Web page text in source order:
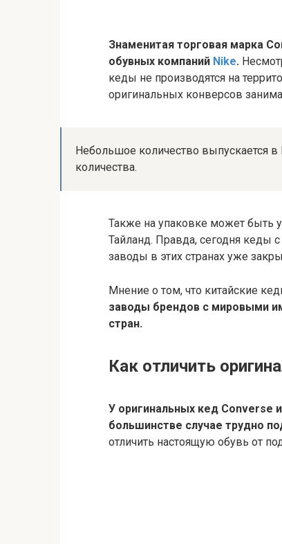
Знаменитая торговая марка
обувных компаний Nike.
кеды не производятся на
оригинальных конверсов
Небольшое количество выпускается
количества.
Также на упаковке может быть
Тайланд. Правда, сегодня кеды
заводы в этих странах уже
Мнение о том, что китайские
заводы брендов с мировыми
стран.
Как отличить
У оригинальных кед Converse
большинстве случае трудно
отличить настоящую обувь от